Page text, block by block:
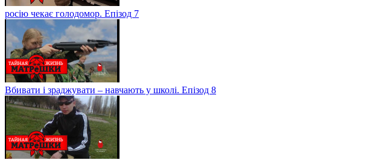
росію чекає голодомор. Епізод 7
Вбивати і зраджувати – навчають у школі. Епізод 8